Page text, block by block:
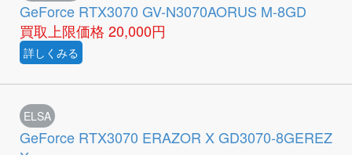
GeForce RTX3070 GV-N3070AORUS M-8GD
買取上限価格 20,000円
詳しくみる
ELSA
GeForce RTX3070 ERAZOR X GD3070-8GEREZ